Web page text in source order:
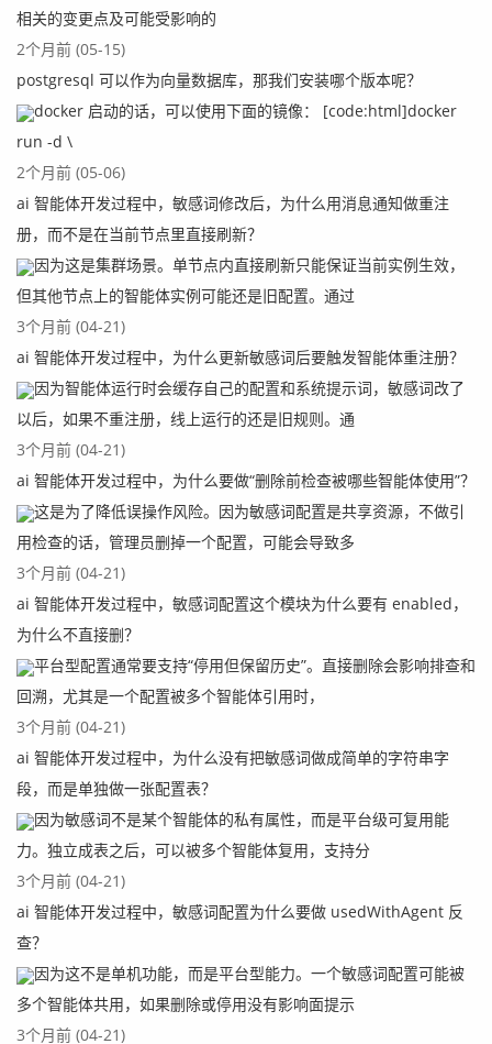
相关的变更点及可能受影响的
2个月前 (05-15)
postgresql 可以作为向量数据库，那我们安装哪个版本呢？
docker 启动的话，可以使用下面的镜像： [code:html]docker
run -d \
2个月前 (05-06)
ai 智能体开发过程中，敏感词修改后，为什么用消息通知做重注
册，而不是在当前节点里直接刷新？
因为这是集群场景。单节点内直接刷新只能保证当前实例生效，
但其他节点上的智能体实例可能还是旧配置。通过
3个月前 (04-21)
ai 智能体开发过程中，为什么更新敏感词后要触发智能体重注册？
因为智能体运行时会缓存自己的配置和系统提示词，敏感词改了
以后，如果不重注册，线上运行的还是旧规则。通
3个月前 (04-21)
ai 智能体开发过程中，为什么要做“删除前检查被哪些智能体使用”？
这是为了降低误操作风险。因为敏感词配置是共享资源，不做引
用检查的话，管理员删掉一个配置，可能会导致多
3个月前 (04-21)
ai 智能体开发过程中，敏感词配置这个模块为什么要有 enabled，
为什么不直接删？
平台型配置通常要支持“停用但保留历史”。直接删除会影响排查和
回溯，尤其是一个配置被多个智能体引用时，
3个月前 (04-21)
ai 智能体开发过程中，为什么没有把敏感词做成简单的字符串字
段，而是单独做一张配置表？
因为敏感词不是某个智能体的私有属性，而是平台级可复用能
力。独立成表之后，可以被多个智能体复用，支持分
3个月前 (04-21)
ai 智能体开发过程中，敏感词配置为什么要做 usedWithAgent 反
查？
因为这不是单机功能，而是平台型能力。一个敏感词配置可能被
多个智能体共用，如果删除或停用没有影响面提示
3个月前 (04-21)